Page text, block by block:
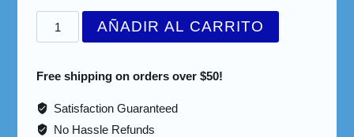
AÑADIR AL CARRITO
Free shipping on orders over $50!
Satisfaction Guaranteed
No Hassle Refunds